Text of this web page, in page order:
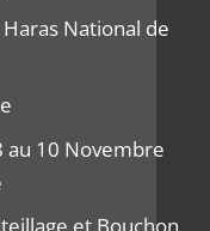
National de
au 10 Novembre